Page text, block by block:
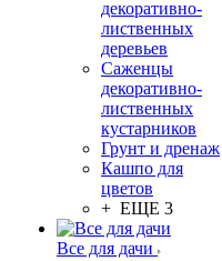
декоративно-
лиственных
деревьев
Саженцы
декоративно-
лиственных
кустарников
Грунт и дренаж
Кашпо для
цветов
+ ЕЩЕ 3
Все для дачи